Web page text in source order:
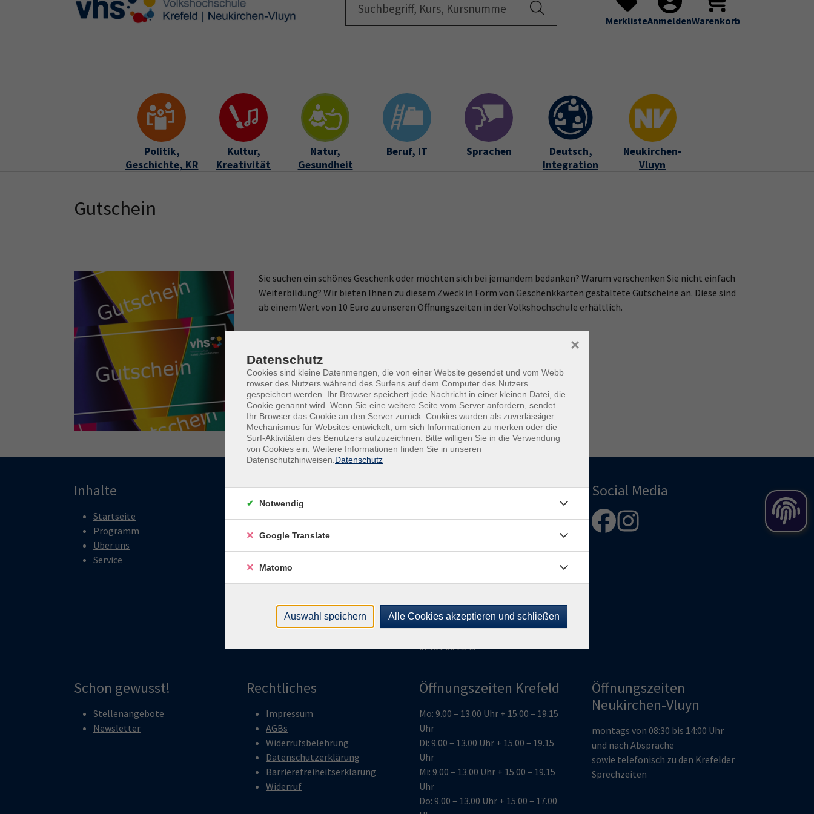
Skip to main content
Skip to page footer Startseite Submenu for "Programm"
Über uns Submenu for "Über uns"
Service Submenu for
MerklisteAnmeldenWarenkorb
Politik,
Geschichte, KR
Kultur,
Kreativität
Natur,
Gesundheit
Beruf, IT Sprachen
Deutsch,
Integration
Neukirchen-
Vluyn
Gutschein
Sie suchen ein schönes Geschenk oder möchten sich bei jemandem bedanken? Warum verschenken Sie nicht einfach
Weiterbildung? Wir bieten Ihnen zu diesem Zweck in Form von Geschenkkarten gestaltete Gutscheine an. Diese sind
ab einem Wert von 10 Euro zu unseren Öffnungszeiten in der Volkshochschule erhältlich.
Inhalte
Startseite
Programm
Über uns
Service
Programm
Kultur, Kreativität
Sprachen
Neukirchen-Vluyn
Volkshochschule
Vluyn
Von-der-Leyen-Platz 2 | 47798
E-Mail:vhs@krefeld.de
Informationen Deutsch-Kurse:
02151 86 2643
Social Media
Schon gewusst!
Stellenangebote
Newsletter
Rechtliches
Impressum
AGBs
Widerrufsbelehrung
Datenschutzerklärung
Barrierefreiheitserklärung
Widerruf
Öffnungszeiten Krefeld
Mo: 9.00 – 13.00 Uhr + 15.00 – 19.15
Uhr
Di: 9.00 – 13.00 Uhr + 15.00 – 19.15
Uhr
Mi: 9.00 – 13.00 Uhr + 15.00 – 19.15
Uhr
Do: 9.00 – 13.00 Uhr + 15.00 – 17.00
Öffnungszeiten
Neukirchen-Vluyn
montags von 08:30 bis 14:00 Uhr
und nach Absprache
sowie telefonisch zu den Krefelder
Sprechzeiten
Datenschutz
Cookies sind kleine Datenmengen, die von einer Website gesendet und vom Webb
rowser des Nutzers während des Surfens auf dem Computer des Nutzers
gespeichert werden. Ihr Browser speichert jede Nachricht in einer kleinen Datei, die
Cookie genannt wird. Wenn Sie eine weitere Seite vom Server anfordern, sendet
Ihr Browser das Cookie an den Server zurück. Cookies wurden als zuverlässiger
Mechanismus für Websites entwickelt, um sich Informationen zu merken oder die
Surf-Aktivitäten des Benutzers aufzuzeichnen. Bitte willigen Sie in die Verwendung
von Cookies ein. Weitere Informationen finden Sie in unseren
Datenschutzhinweisen. Datenschutz
×
Notwendig
Google Translate
Matomo
Auswahl speichern Alle Cookies akzeptieren und schließen